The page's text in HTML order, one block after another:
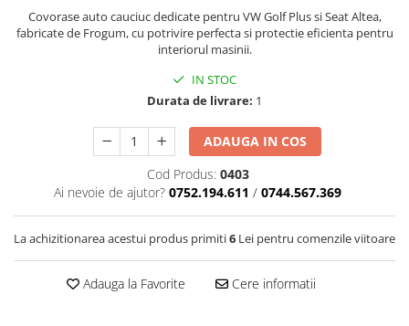
Carcasa Cheie Opel
Carcasa Cheie Peugeot
Carcasa Cheie Volkswagen
Folie Geamuri
Huse Volan Auto
Huse Volan cu Ac si Ata
Huse Volan din Piele Ecologica cu
Covorase auto cauciuc dedicate pentru VW Golf Plus si Seat Altea,
fabricate de Frogum, cu potrivire perfecta si protectie eficienta pentru
interiorul masinii.
IN STOC
Durata de livrare: 1
ADAUGA IN COS
Cod Produs: 0403
Ai nevoie de ajutor? 0752.194.611 / 0744.567.369
La achizitionarea acestui produs primiti6 Lei pentru comenzile viitoare
Adauga la Favorite Cere informatii